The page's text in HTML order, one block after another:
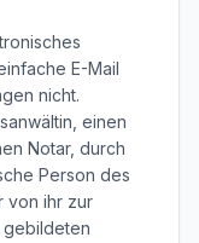
E-Mail
nicht.
einen
Notar, durch
Person des
von ihr zur
gebildeten